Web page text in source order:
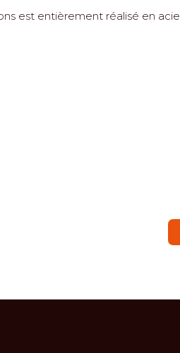
est entièrement réalisé en